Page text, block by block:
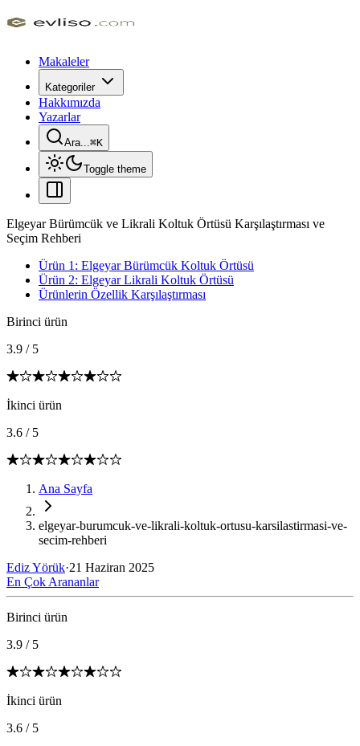
Makaleler
Kategoriler
Hakkımızda
Yazarlar
Ara...⌘K
Toggle theme
Elgeyar Bürümcük ve Likrali Koltuk Örtüsü Karşılaştırması ve
Seçim Rehberi
Ürün 1: Elgeyar Bürümcük Koltuk Örtüsü
Ürün 2: Elgeyar Likrali Koltuk Örtüsü
Ürünlerin Özellik Karşılaştırması
Birinci ürün
3.9 / 5
İkinci ürün
3.6 / 5
Ana Sayfa
elgeyar-burumcuk-ve-likrali-koltuk-ortusu-karsilastirmasi-ve-
secim-rehberi
Ediz Yörük·21 Haziran 2025
En Çok Arananlar
Birinci ürün
3.9 / 5
İkinci ürün
3.6 / 5